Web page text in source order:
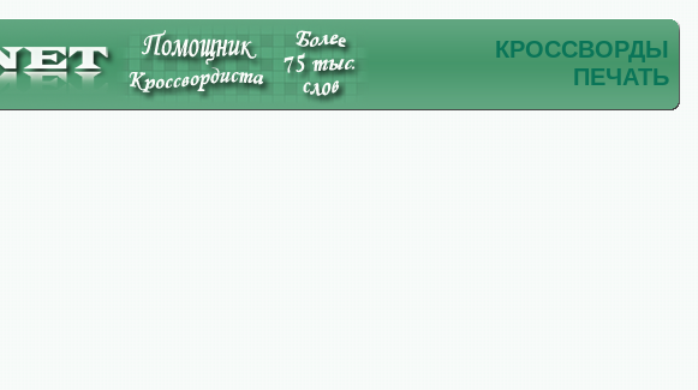
КРОССВОРДЫ
ПЕЧАТЬ